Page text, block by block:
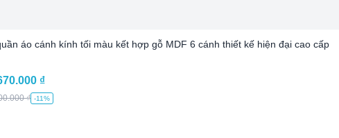
áo cánh kính tối màu kết hợp gỗ MDF 6 cánh thiết kế hiện đại cao cấp
₫
₫ -11%